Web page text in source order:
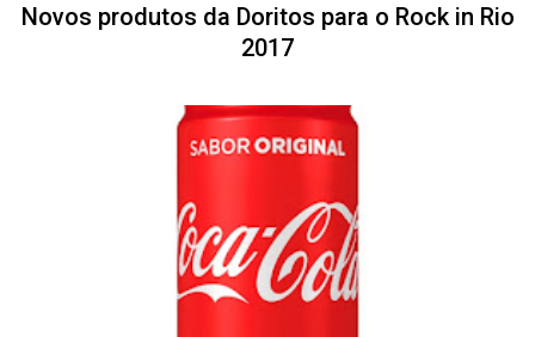
Novos produtos da Doritos para o Rock in Rio
2017